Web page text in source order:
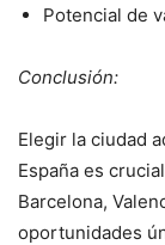
Potencial de
Conclusión:
Elegir la ciudad
España es
Barcelona,
oportunidades